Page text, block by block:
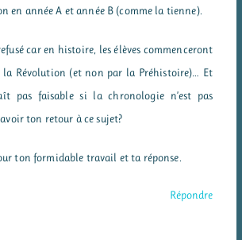
en année A et année B (comme la tienne).
car en histoire, les élèves commenceront
la Révolution (et non par la Préhistoire)… Et
pas faisable si la chronologie n’est pas
ton retour à ce sujet?
ton formidable travail et ta réponse.
Répondre